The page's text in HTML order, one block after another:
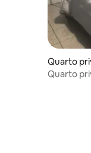
Quarto
Laguna
Quarto